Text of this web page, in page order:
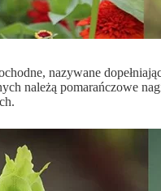
nazywane
należą pomarańczowe